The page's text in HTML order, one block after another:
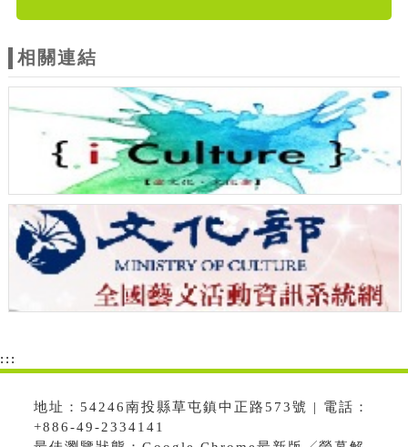
相關連結
:::
地址：54246南投縣草屯鎮中正路573號 | 電話：
+886-49-2334141